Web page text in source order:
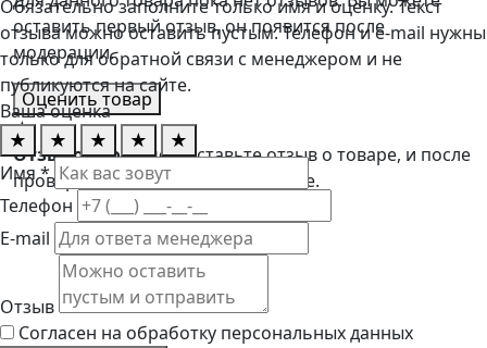
оставить первый отзыв, он появится после
модерации.
Оценить товар
★
Отзывов пока нетОставьте отзыв о товаре, и после
проверки он появится на странице.
Обязательно заполните только имя и оценку. Текст
отзыва можно оставить пустым. Телефон и e-mail нужны
только для обратной связи с менеджером и не
публикуются на сайте.
Ваша оценка
★
★ ★ ★
★
Имя *
Телефон
E-mail
Отзыв
Согласен на обработку персональных данных